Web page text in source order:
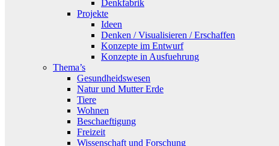
Denkfabrik
Projekte
Ideen
Denken / Visualisieren / Erschaffen
Konzepte im Entwurf
Konzepte in Ausfuehrung
Thema’s
Gesundheidswesen
Natur und Mutter Erde
Tiere
Wohnen
Beschaeftigung
Freizeit
Wissenschaft und Forschung